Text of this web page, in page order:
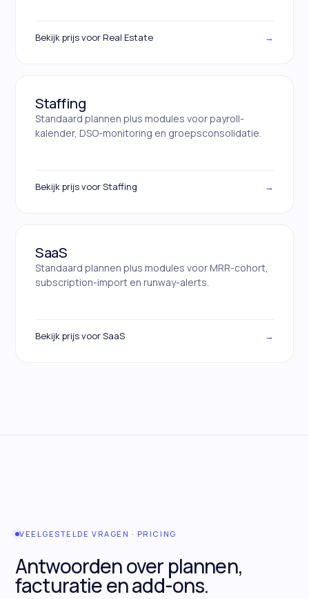
Bekijk prijs voor Real Estate →
Staffing
Standaard plannen plus modules voor payroll-
kalender, DSO-monitoring en groepsconsolidatie.
Bekijk prijs voor Staffing →
SaaS
Standaard plannen plus modules voor MRR-cohort,
subscription-import en runway-alerts.
Bekijk prijs voor SaaS →
VEELGESTELDE VRAGEN · PRICING
Antwoorden over plannen,
facturatie en add-ons.